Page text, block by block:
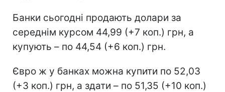
Банки сьогодні продають долари за
середнім курсом 44,99 (+7 коп.) грн, а
купують – по 44,54 (+6 коп.) грн.
Євро ж у банках можна купити по 52,03
(+3 коп.) грн, а здати – по 51,35 (+10 коп.)